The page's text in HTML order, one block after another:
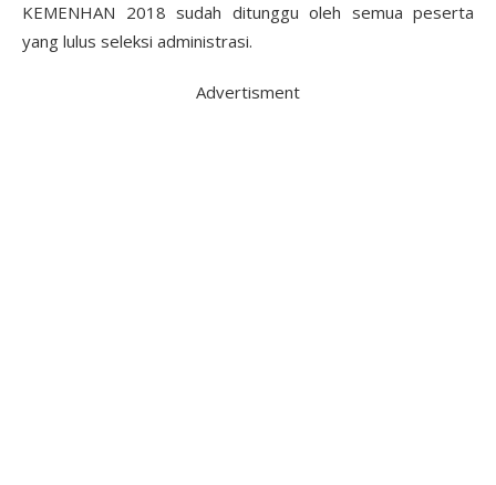
KEMENHAN 2018 sudah ditunggu oleh semua peserta
yang lulus seleksi administrasi.
Advertisment